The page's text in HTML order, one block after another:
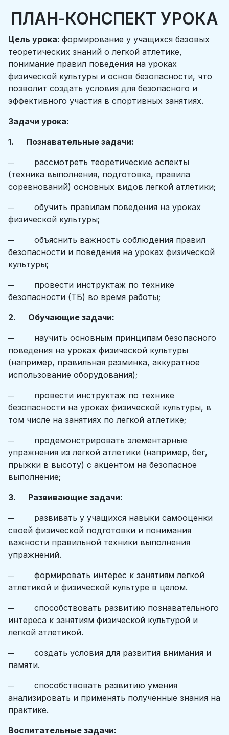
ПЛАН-КОНСПЕКТ УРОКА
Цель урока: формирование у учащихся базовых
теоретических знаний о легкой атлетике,
понимание правил поведения на уроках
физической культуры и основ безопасности, что
позволит создать условия для безопасного и
эффективного участия в спортивных занятиях.
Задачи урока:
1. Познавательные задачи:
─ рассмотреть теоретические аспекты
(техника выполнения, подготовка, правила
соревнований) основных видов легкой атлетики;
─ обучить правилам поведения на уроках
физической культуры;
─ объяснить важность соблюдения правил
безопасности и поведения на уроках физической
культуры;
─ провести инструктаж по технике
безопасности (ТБ) во время работы;
2. Обучающие задачи:
─ научить основным принципам безопасного
поведения на уроках физической культуры
(например, правильная разминка, аккуратное
использование оборудования);
─ провести инструктаж по технике
безопасности на уроках физической культуры, в
том числе на занятиях по легкой атлетике;
─ продемонстрировать элементарные
упражнения из легкой атлетики (например, бег,
прыжки в высоту) с акцентом на безопасное
выполнение;
3. Развивающие задачи:
─ развивать у учащихся навыки самооценки
своей физической подготовки и понимания
важности правильной техники выполнения
упражнений.
─ формировать интерес к занятиям легкой
атлетикой и физической культуре в целом.
─ способствовать развитию познавательного
интереса к занятиям физической культурой и
легкой атлетикой.
─ создать условия для развития внимания и
памяти.
─ способствовать развитию умения
анализировать и применять полученные знания на
практике.
Воспитательные задачи: